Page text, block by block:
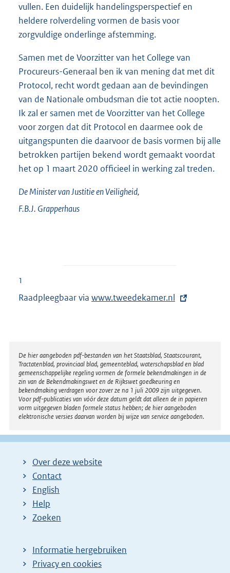
vullen. Een duidelijk handelingsperspectief en
heldere rolverdeling vormen de basis voor
zorgvuldige onderlinge afstemming.
Samen met de Voorzitter van het College van
Procureurs-Generaal ben ik van mening dat met dit
Protocol, recht wordt gedaan aan de bevindingen
van de Nationale ombudsman die tot actie noopten.
Ik zal er samen met de Voorzitter van het College
voor zorgen dat dit Protocol en daarmee ook de
uitgangspunten die daarvoor de basis vormen bij alle
betrokken partijen bekend wordt gemaakt voordat
het op 1 maart 2020 officieel in werking zal treden.
De Minister van Justitie en Veiligheid,
F.B.J. Grapperhaus
1
Raadpleegbaar via E
r
n
e
l
i
n
k
www.tweedekamer.nl
Disclaimer
De hier aangeboden pdf-bestanden van het Staatsblad, Staatscourant,
Tractatenblad, provinciaal blad, gemeenteblad, waterschapsblad en blad
gemeenschappelijke regeling vormen de formele bekendmakingen in de
zin van de Bekendmakingswet en de Rijkswet goedkeuring en
bekendmaking verdragen voor zover ze na 1 juli 2009 zijn uitgegeven.
Voor pdf-publicaties van vóór deze datum geldt dat alleen de in papieren
vorm uitgegeven bladen formele status hebben; de hier aangeboden
elektronische versies daarvan worden bij wijze van service aangeboden.
Over deze website
Contact
English
Help
Zoeken
Informatie hergebruiken
Privacy en cookies